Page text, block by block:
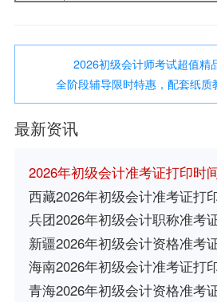
2026初级会计师考试超值精
全阶段辅导限时特惠，配套纸
最新资讯
2026年初级会计准考证打印时
西藏2026年初级会计准考证打
兵团2026年初级会计职称准考
新疆2026年初级会计资格准考
海南2026年初级会计准考证打
青海2026年初级会计资格准考